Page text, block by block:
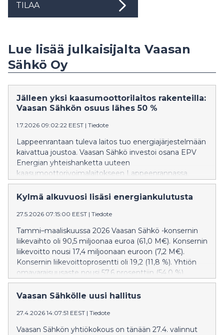
TILAA
Lue lisää julkaisijalta Vaasan
Sähkö Oy
Jälleen yksi kaasumoottorilaitos rakenteilla:
Vaasan Sähkön osuus lähes 50 %
1.7.2026 09:02:22 EEST | Tiedote
Lappeenrantaan tuleva laitos tuo energiajärjestelmään
kaivattua joustoa. Vaasan Sähkö investoi osana EPV
Energian yhteishanketta uuteen
kaasumoottorivoimalaitokseen Lappeenrannassa.
Laitoksen avulla voidaan nopeasti lisätä
sähköntuotantoa erilaisten häiriöiden ja vaikeasti
Kylmä alkuvuosi lisäsi energiankulutusta
27.5.2026 07:15:00 EEST | Tiedote
Tammi–maaliskuussa 2026 Vaasan Sähkö -konsernin
liikevaihto oli 90,5 miljoonaa euroa (61,0 M€). Konsernin
liikevoitto nousi 17,4 miljoonaan euroon (7,2 M€).
Konsernin liikevoittoprosentti oli 19,2 (11,8 %). Yhtiön
omavaraisuusaste nousi 57,6 prosenttiin (54,0 %).
Bruttoinvestointien määrä nousi hiukan
edellisvuodesta ollen 4,6 miljoonaa euroa (4,5 M€).
Vaasan Sähkölle uusi hallitus
27.4.2026 14:07:51 EEST | Tiedote
Vaasan Sähkön yhtiökokous on tänään 27.4. valinnut